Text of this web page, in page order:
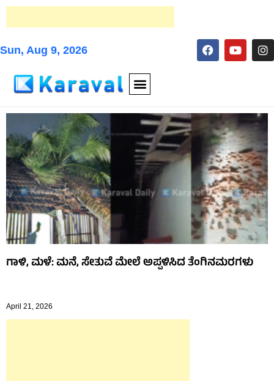
Sun, Aug 9, 2026
ಗಾಳಿ, ಮಳೆ: ಮನೆ, ಸೇತುವೆ ಮೇಲೆ ಅಪ್ಪಳಿಸಿದ ತೆಂಗಿನಮರಗಳು
April 21, 2026